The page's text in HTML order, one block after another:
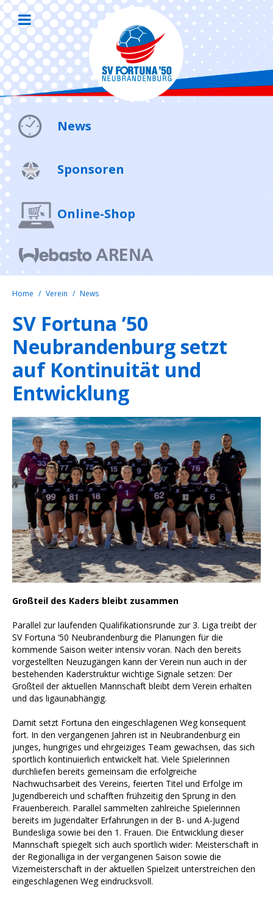
News
Sponsoren
Online-Shop
Home Verein News
SV Fortuna ’50
Neubrandenburg setzt
auf Kontinuität und
Entwicklung
Großteil des Kaders bleibt zusammen
Parallel zur laufenden Qualifikationsrunde zur 3. Liga treibt der
SV Fortuna ’50 Neubrandenburg die Planungen für die
kommende Saison weiter intensiv voran. Nach den bereits
vorgestellten Neuzugängen kann der Verein nun auch in der
bestehenden Kaderstruktur wichtige Signale setzen: Der
Großteil der aktuellen Mannschaft bleibt dem Verein erhalten
und das ligaunabhängig.
Damit setzt Fortuna den eingeschlagenen Weg konsequent
fort. In den vergangenen Jahren ist in Neubrandenburg ein
junges, hungriges und ehrgeiziges Team gewachsen, das sich
sportlich kontinuierlich entwickelt hat. Viele Spielerinnen
durchliefen bereits gemeinsam die erfolgreiche
Nachwuchsarbeit des Vereins, feierten Titel und Erfolge im
Jugendbereich und schafften frühzeitig den Sprung in den
Frauenbereich. Parallel sammelten zahlreiche Spielerinnen
bereits im Jugendalter Erfahrungen in der B- und A-Jugend
Bundesliga sowie bei den 1. Frauen. Die Entwicklung dieser
Mannschaft spiegelt sich auch sportlich wider: Meisterschaft in
der Regionalliga in der vergangenen Saison sowie die
Vizemeisterschaft in der aktuellen Spielzeit unterstreichen den
eingeschlagenen Weg eindrucksvoll.